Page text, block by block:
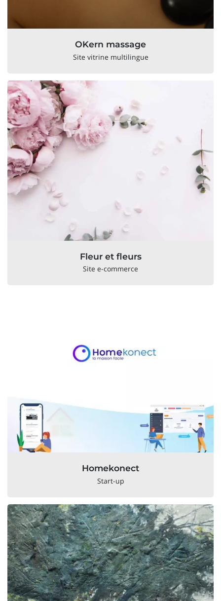
OKern massage
Site vitrine multilingue
Fleur et fleurs
Site e-commerce
Homekonect
Start-up